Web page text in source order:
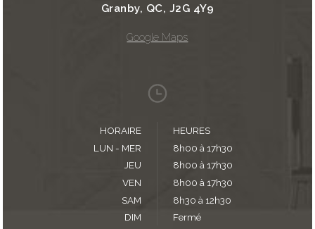
Granby, QC, J2G 4Y9
Google Maps
HORAIRE
HEURES
LUN - MER
8h00 à 17h30
JEU
8h00 à 17h30
VEN
8h00 à 17h30
SAM
8h30 à 12h30
DIM
Fermé